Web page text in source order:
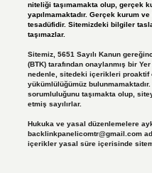
niteliği taşımamakta olup, gerçek
yapılmamaktadır. Gerçek kurum
tesadüfidir. Sitemizdeki bilgiler
taşımazlar.
Sitemiz, 5651 Sayılı Kanun
(BTK) tarafından onaylanmış bir
nedenle, sitedeki içerikleri proaktif
yükümlülüğümüz
sorumluluğunu taşımakta olup,
etmiş sayılırlar.
Hukuka ve yasal düzenlemelere
backlinkpanelicomtr@gmail.com
içerikler yasal süre içerisinde